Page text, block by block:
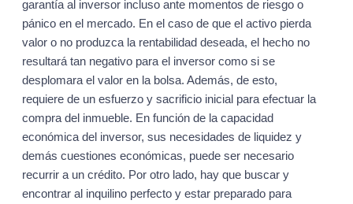
garantía al inversor incluso ante momentos de riesgo o
pánico en el mercado. En el caso de que el activo pierda
valor o no produzca la rentabilidad deseada, el hecho no
resultará tan negativo para el inversor como si se
desplomara el valor en la bolsa. Además, de esto,
requiere de un esfuerzo y sacrificio inicial para efectuar la
compra del inmueble. En función de la capacidad
económica del inversor, sus necesidades de liquidez y
demás cuestiones económicas, puede ser necesario
recurrir a un crédito. Por otro lado, hay que buscar y
encontrar al inquilino perfecto y estar preparado para